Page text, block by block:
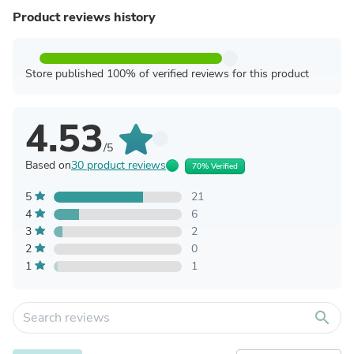
Product reviews history
Store published 100% of verified reviews for this product
4.53/5
Based on30 product reviews 70% Verified
5
21
4
6
3
2
2
0
1
1
search